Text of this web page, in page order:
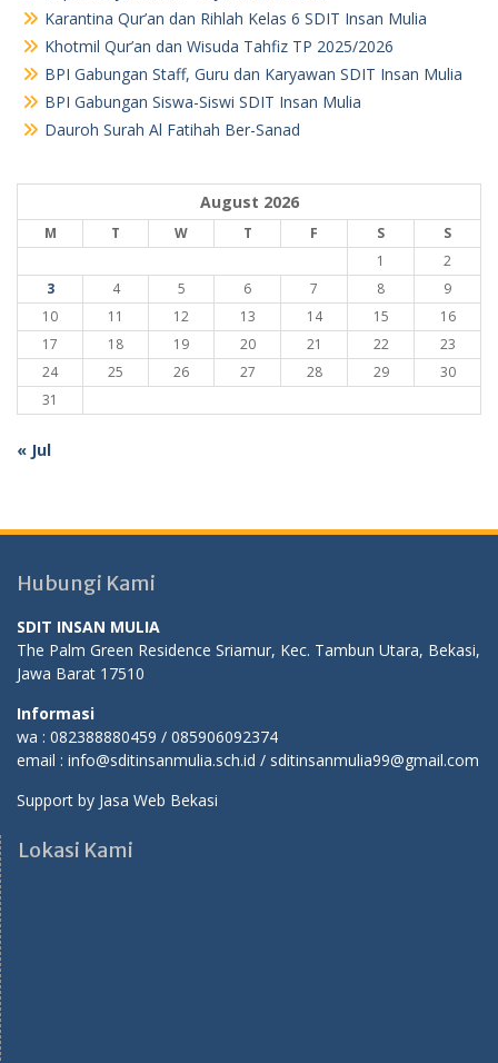
Karantina Qur’an dan Rihlah Kelas 6 SDIT Insan Mulia
Khotmil Qur’an dan Wisuda Tahfiz TP 2025/2026
BPI Gabungan Staff, Guru dan Karyawan SDIT Insan Mulia
BPI Gabungan Siswa-Siswi SDIT Insan Mulia
Dauroh Surah Al Fatihah Ber-Sanad
August 2026
M T W T F S
S
1
2
3
4 5 6 7 8
9
10
11 12 13 14 15
16
17
18 19 20 21 22
23
24
25 26 27 28 29
30
31
« Jul
Hubungi Kami
SDIT INSAN MULIA
The Palm Green Residence Sriamur, Kec. Tambun Utara, Bekasi,
Jawa Barat 17510
Informasi
wa : 082388880459 / 085906092374
email : info@sditinsanmulia.sch.id / sditinsanmulia99@gmail.com
Support by Jasa Web Bekasi
Lokasi Kami